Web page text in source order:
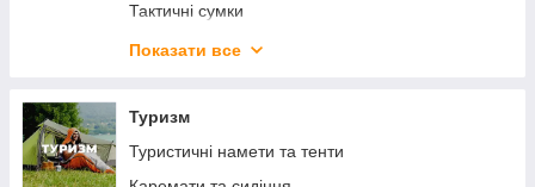
Тактичні сумки
Палатки
Тактичні ліхтарі
Килимки (каремати)
Показати все
Туризм
Туристичні намети та тенти